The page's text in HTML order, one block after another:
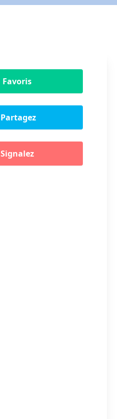
Favoris
Partagez
Signalez